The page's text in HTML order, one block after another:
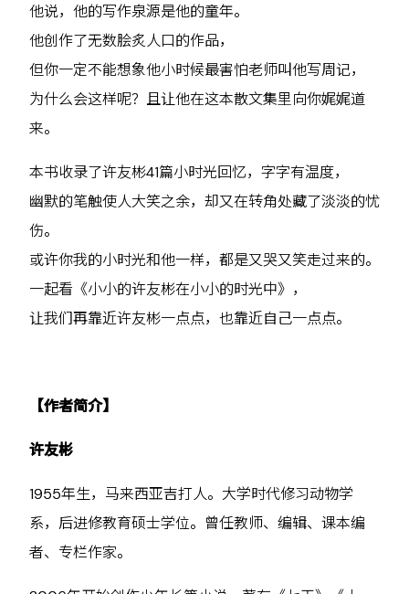
他说，他的写作泉源是他的童年。
他创作了无数脍炙人口的作品，
但你一定不能想象他小时候最害怕老师叫他写周记，
为什么会这样呢？且让他在这本散文集里向你娓娓道
来。
本书收录了许友彬41篇小时光回忆，字字有温度，
幽默的笔触使人大笑之余，却又在转角处藏了淡淡的忧
伤。
或许你我的小时光和他一样，都是又哭又笑走过来的。
一起看《小小的许友彬在小小的时光中》，
让我们再靠近许友彬一点点，也靠近自己一点点。
【作者简介】
许友彬
1955年生，马来西亚吉打人。大学时代修习动物学
系，后进修教育硕士学位。曾任教师、编辑、课本编
者、专栏作家。